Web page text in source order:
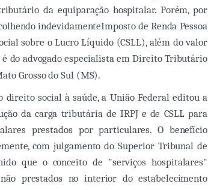
da equiparação hospitalar. Porém, por
indevidamenteImposto de Renda Pessoa
sobre o Lucro Líquido (CSLL), além do valor
do advogado especialista em Direito Tributário
Grosso do Sul (MS).
direito social à saúde, a União Federal editou a
da carga tributária de IRPJ e de CSLL para
prestados por particulares. O benefício
com julgamento do Superior Tribunal de
que o conceito de "serviços hospitalares"
prestados no interior do estabelecimento